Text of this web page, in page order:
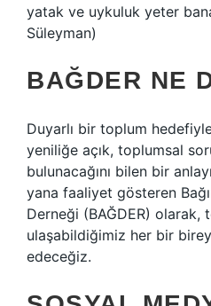
yatak ve uykuluk yeter
Süleyman)
BAĞDER NE
Duyarlı bir toplum
yeniliğe açık, toplumsal
bulunacağını bilen bir
yana faaliyet gösteren
Derneği (BAĞDER) olarak,
ulaşabildiğimiz her bir
edeceğiz.